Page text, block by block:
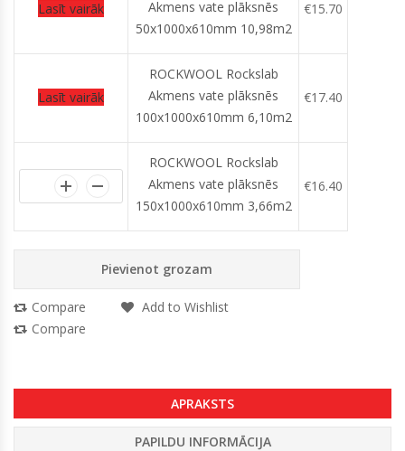
Lasīt vairāk
Akmens vate plāksnēs
50x1000x610mm 10,98m2
€15.70
Lasīt vairāk
ROCKWOOL Rockslab
Akmens vate plāksnēs
100x1000x610mm 6,10m2
€17.40
ROCKWOOL Rockslab
Akmens vate plāksnēs
150x1000x610mm 3,66m2
€16.40
Pievienot grozam
Compare
Add to Wishlist
Compare
APRAKSTS
PAPILDU INFORMĀCIJA